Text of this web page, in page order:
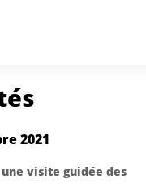
2021
visite guidée des